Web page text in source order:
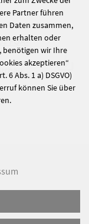
FQA-
Partner führen
Daten zusammen,
erhalten oder
benötigen wir Ihre
akzeptieren“
Abs. 1 a) DSGVO)
können Sie über